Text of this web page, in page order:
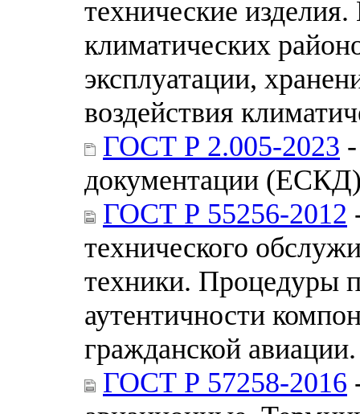
технические
климатических
эксплуатации,
воздействия
ГОСТ Р 2.005-2023
документации
ГОСТ Р 55256-2012
технического
техники. Процедуры
аутентичности
гражданской
ГОСТ Р 57258-2016